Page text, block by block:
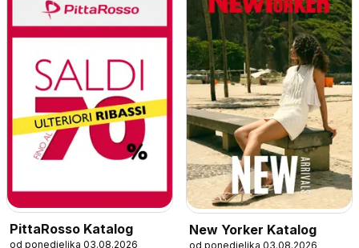
PittaRosso Katalog
od ponedjeljka 03.08.2026
New Yorker Katalog
od ponedjeljka 03.08.2026